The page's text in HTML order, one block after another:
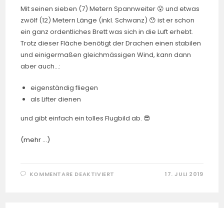
Mit seinen sieben (7) Metern Spannweiter 😮 und etwas
zwölf (12) Metern Länge (inkl. Schwanz) 😯 ist er schon
ein ganz ordentliches Brett was sich in die Luft erhebt.
Trotz dieser Fläche benötigt der Drachen einen stabilen
und einigermaßen gleichmässigen Wind, kann dann
aber auch…:
eigenständig fliegen
als Lifter dienen
und gibt einfach ein tolles Flugbild ab. 😎
(mehr …)
KOMMENTARE DEAKTIVIERT 17. JULI 2019